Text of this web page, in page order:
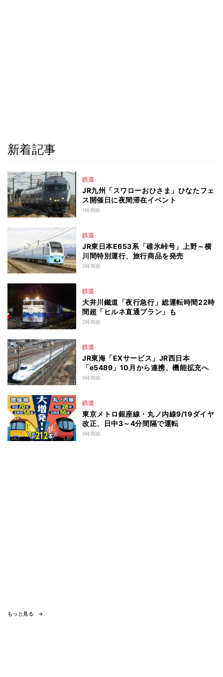
新着記事
鉄道
JR九州「スワローおひさま」ひなたフェ
ス開催日に夜間滞在イベント
1時間前
鉄道
JR東日本E653系「碓氷峠号」上野～横
川間特別運行、旅行商品を発売
2時間前
鉄道
大井川鐵道「夜行急行」総運転時間22時
間超「ヒルネ直通プラン」も
2時間前
鉄道
JR東海「EXサービス」JR西日本
「e5489」10月から連携、機能拡充へ
5時間前
鉄道
東京メトロ銀座線・丸ノ内線9/19ダイヤ
改正、日中3～4分間隔で運転
5時間前
もっと見る